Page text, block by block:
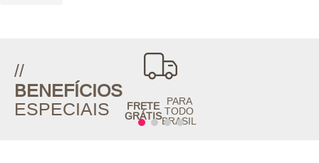
//
BENEFÍCIOS
ESPECIAIS
FRETE
GRÁTIS
PARA
TODO
BRASIL